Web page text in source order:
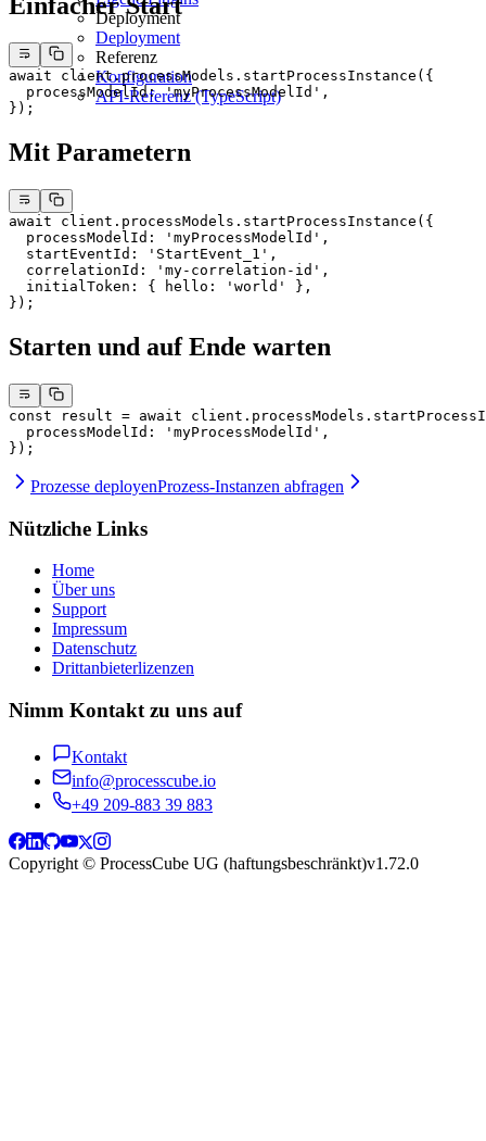
Deployment
Deployment
Referenz
Konfiguration
API-Referenz (TypeScript)
Einfacher Start
await client.processModels. startProcessInstance ({
  processModelId:
'myProcessModelId' ,
});
Mit Parametern
await client.processModels. startProcessInstance ({
  processModelId:
'myProcessModelId' ,
  startEventId:
'StartEvent_1' ,
  correlationId:
'my-correlation-id' ,
  initialToken: { hello:
'world'
},
});
Starten und auf Ende warten
const result = await client.processModels.
  processModelId:
'myProcessModelId' ,
});
Prozesse deployenProzess-Instanzen abfragen
Nützliche Links
Home
Über uns
Support
Impressum
Datenschutz
Drittanbieterlizenzen
Nimm Kontakt zu uns auf
Kontakt
info@processcube.io
+49 209-883 39 883
Copyright © ProcessCube UG (haftungsbeschränkt)v1.72.0